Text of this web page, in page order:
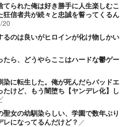
られた俺は好き勝手に人生楽しむこ
狂信者共が続々と忠誠を誓ってくるん
20
るのは良いがヒロインが化け物しかい
ら、どうやらここはハードな鬱ゲー
に転生した。俺が死んだらバッドエ
けど、もう闇堕ち【ヤンデレ化】し
女の幼馴染らしい、学園で数年ぶり
になってるんだけど？ ／